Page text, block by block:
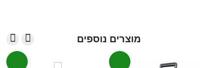
מוצרים נוספים 
